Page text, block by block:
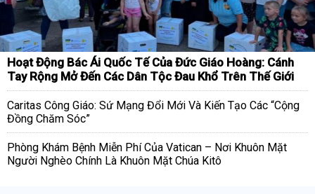
Hoạt Động Bác Ái Quốc Tế Của Đức Giáo Hoàng: Cánh
Tay Rộng Mở Đến Các Dân Tộc Đau Khổ Trên Thế Giới
Caritas Công Giáo: Sứ Mạng Đổi Mới Và Kiến Tạo Các “Cộng
Đồng Chăm Sóc”
Phòng Khám Bệnh Miễn Phí Của Vatican – Nơi Khuôn Mặt
Người Nghèo Chính Là Khuôn Mặt Chúa Kitô